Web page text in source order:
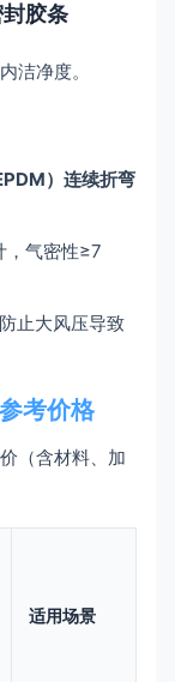
胶条
洁净度。
）连续折弯
，气密性≥7
止大风压导致
考价格
（含材料、加
适用场景